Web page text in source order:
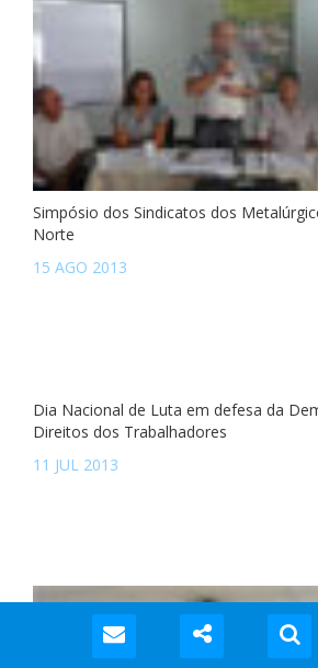
Simpósio dos Sindicatos dos
Norte
15 AGO 2013
Dia Nacional de Luta em defesa da
Direitos dos Trabalhadores
11 JUL 2013